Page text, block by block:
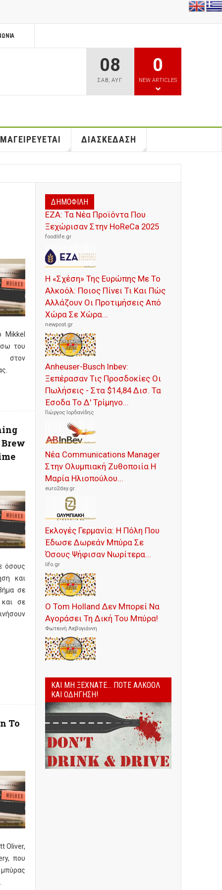
08
ΣΑΒ,ΑΥΓ
0
NEW ARTICLES
ΔΙΑΣΚΕΔΑΣΗ
Mikkel
του
στον
όσους
και
σε
σε
To
Oliver,
που
μπύρας
ΔΗΜΟΦΙΛΗ
ΕΖΑ: Τα Νέα Προϊόντα Που
Ξεχώρισαν Στην HoReCa 2025
foodlife.gr
Η «Σχέση» Της Ευρώπης Με Το
Αλκοόλ: Ποιος Πίνει Τι Και Πώς
Αλλάζουν Οι Προτιμήσεις Από
Χώρα Σε Χώρα...
newpost.gr
Anheuser-Busch Inbev:
Ξεπέρασαν Τις Προσδοκίες Οι
Πωλήσεις - Στα $14,84 Δισ. Τα
Έσοδα Το Δ' Τρίμηνο...
Γιώργος Ιορδανίδης
Νέα Communications Manager
Στην Ολυμπιακή Ζυθοποιία Η
Μαρία Ηλιοπούλου...
euro2day.gr
Εκλογές Γερμανία: Η Πόλη Που
Έδωσε Δωρεάν Μπύρα Σε
Όσους Ψήφισαν Νωρίτερα...
lifo.gr
Ο Tom Holland Δεν Μπορεί Να
Αγοράσει Τη Δική Του Μπύρα!
Φωτεινή Λεβογιάννη
ΚΑΙ ΜΗ ΞΕΧΝΆΤΕ... ΠΟΤΈ ΑΛΚΟΌΛ
ΚΑΙ ΟΔΉΓΗΣΗ!